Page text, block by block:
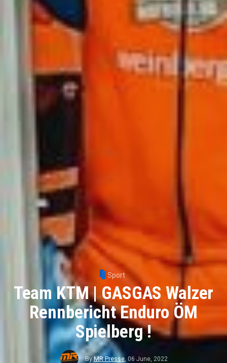
Sport
Team KTM | GASGAS Walzer
Rennbericht Enduro ÖM
Spielberg !
By MR Presse,06 June, 2022